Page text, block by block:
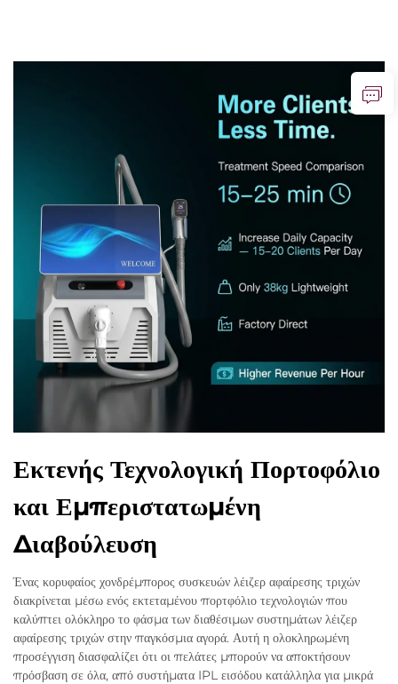
Εκτενής Τεχνολογική Πορτοφόλιο
και Εμπεριστατωμένη
Διαβούλευση
Ένας κορυφαίος χονδρέμπορος συσκευών λέιζερ αφαίρεσης τριχών
διακρίνεται μέσω ενός εκτεταμένου πορτφόλιο τεχνολογιών που
καλύπτει ολόκληρο το φάσμα των διαθέσιμων συστημάτων λέιζερ
αφαίρεσης τριχών στην παγκόσμια αγορά. Αυτή η ολοκληρωμένη
προσέγγιση διασφαλίζει ότι οι πελάτες μπορούν να αποκτήσουν
πρόσβαση σε όλα, από συστήματα IPL εισόδου κατάλληλα για μικρά